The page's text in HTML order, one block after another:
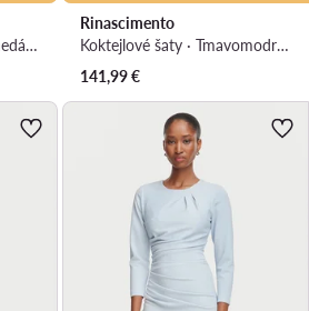
Košeľové šaty · Tmavo hnedá · Midi
Rinascimento
Koktejlové šaty · Tmavomodrá · Midi
141,99€